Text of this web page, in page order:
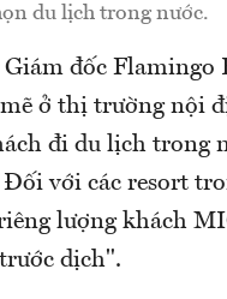
du lịch trong nước.
đốc
ở thị trường nội
đi du lịch trong
với các resort
lượng khách
dịch".